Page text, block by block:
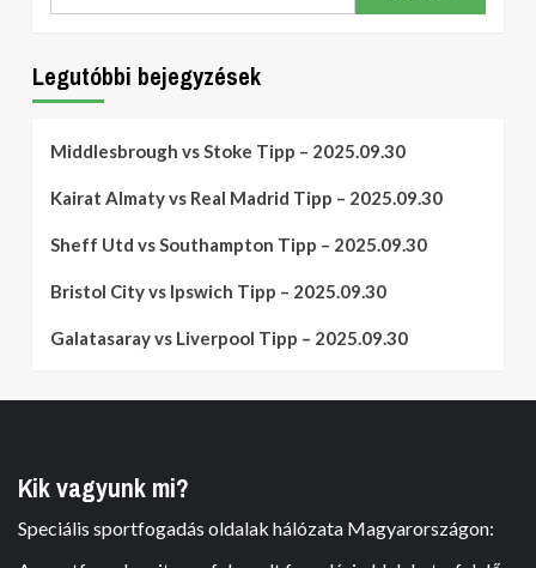
Legutóbbi bejegyzések
Middlesbrough vs Stoke Tipp – 2025.09.30
Kairat Almaty vs Real Madrid Tipp – 2025.09.30
Sheff Utd vs Southampton Tipp – 2025.09.30
Bristol City vs Ipswich Tipp – 2025.09.30
Galatasaray vs Liverpool Tipp – 2025.09.30
Kik vagyunk mi?
Speciális sportfogadás oldalak hálózata Magyarországon: